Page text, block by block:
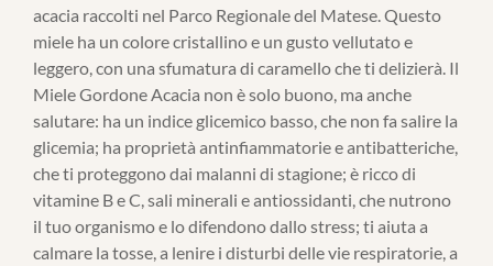
acacia raccolti nel Parco Regionale del Matese. Questo
miele ha un colore cristallino e un gusto vellutato e
leggero, con una sfumatura di caramello che ti delizierà. Il
Miele Gordone Acacia non è solo buono, ma anche
salutare: ha un indice glicemico basso, che non fa salire la
glicemia; ha proprietà antinfiammatorie e antibatteriche,
che ti proteggono dai malanni di stagione; è ricco di
vitamine B e C, sali minerali e antiossidanti, che nutrono
il tuo organismo e lo difendono dallo stress; ti aiuta a
calmare la tosse, a lenire i disturbi delle vie respiratorie, a